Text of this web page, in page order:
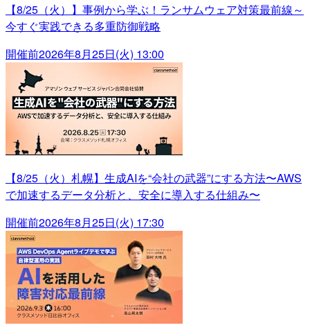
【8/25（火）】事例から学ぶ！ランサムウェア対策最前線～
今すぐ実践できる多重防御戦略
開催前2026年8月25日(火) 13:00
【8/25（火）札幌】生成AIを“会社の武器”にする方法〜AWS
で加速するデータ分析と、安全に導入する仕組み〜
開催前2026年8月25日(火) 17:30